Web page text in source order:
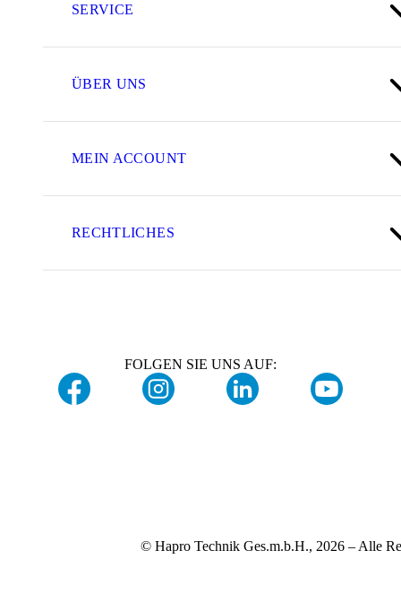
SERVICE
ÜBER UNS
MEIN ACCOUNT
RECHTLICHES
FOLGEN SIE UNS AUF:
© Hapro Technik Ges.m.b.H., 2026 – Alle